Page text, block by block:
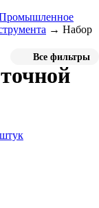
→ Набор
Все фильтры